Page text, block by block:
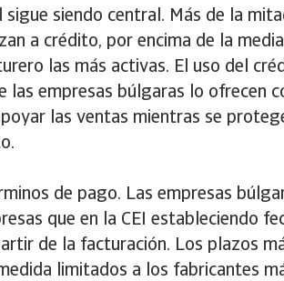
siendo central. Más de la
a crédito, por encima de la media
las más activas. El uso del
las empresas búlgaras lo ofrecen
las ventas mientras se
de pago. Las empresas
que en la CEI estableciendo
de la facturación. Los plazos
limitados a los fabricantes